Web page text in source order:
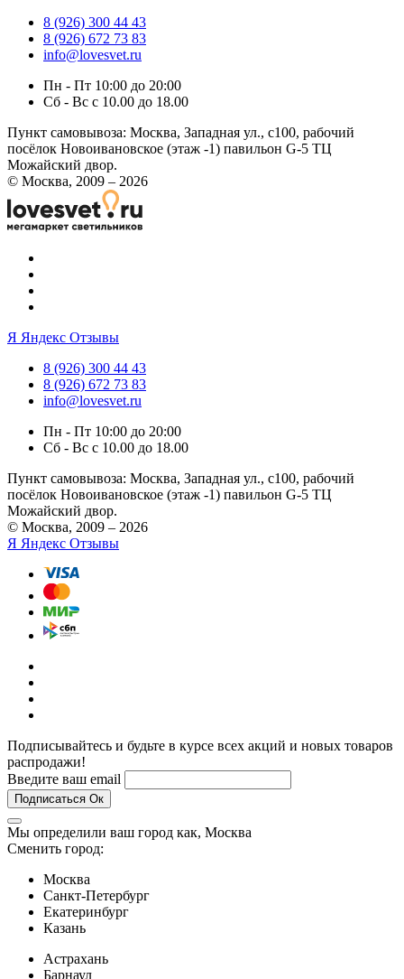
8 (926) 300 44 43
8 (926) 672 73 83
info@lovesvet.ru
Пн - Пт 10:00 до 20:00
Сб - Вс с 10.00 до 18.00
Пункт самовывоза: Москва, Западная ул., с100, рабочий
посёлок Новоивановское (этаж -1) павильон G-5 ТЦ
Можайский двор.
© Москва, 2009 – 2026
Я Яндекс Отзывы
8 (926) 300 44 43
8 (926) 672 73 83
info@lovesvet.ru
Пн - Пт 10:00 до 20:00
Сб - Вс с 10.00 до 18.00
Пункт самовывоза: Москва, Западная ул., с100, рабочий
посёлок Новоивановское (этаж -1) павильон G-5 ТЦ
Можайский двор.
© Москва, 2009 – 2026
Я Яндекс Отзывы
Подписывайтесь и будьте в курсе всех акций и новых товаров
распродажи!
Введите ваш email
Подписаться Ок
Мы определили ваш город как, Москва
Сменить город:
Москва
Санкт-Петербург
Екатеринбург
Казань
Астрахань
Барнаул